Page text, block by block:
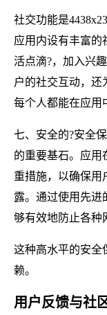
社交功能是
应用内设有丰富的
活点滴?，加入兴
户的社交互动，还
每个人都能在应用
七、安全的?安全
的重要基石。应用
重措施，以确保用
露。通过使用先进
够有效地防止各种
这种高水平的安全
赖。
用户反馈与社